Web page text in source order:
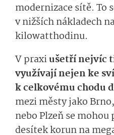
modernizace sítě. To
v nižších nákladech
kilowatthodinu.
V praxiušetří nejvíc
využívají nejen ke
k celkovému chodu
mezi městy jako
nebo Plzeň se
desítek korun na